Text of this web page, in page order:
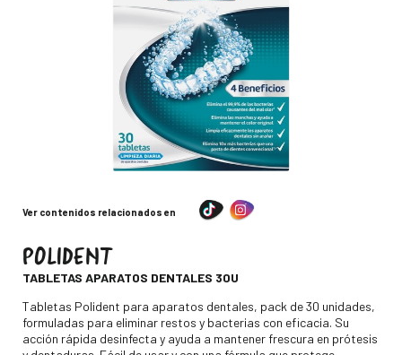
Ver contenidos relacionados en
POLIDENT-
TABLETAS APARATOS DENTALES 30U
Descripción
Tabletas Polident para aparatos dentales, pack de 30 unidades,
formuladas para eliminar restos y bacterias con eficacia. Su
acción rápida desinfecta y ayuda a mantener frescura en prótesis